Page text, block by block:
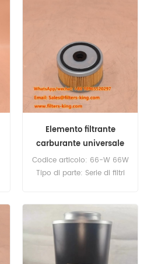
Elemento filtrante
carburante universale
66-W 66W
Codice articolo: 66-W 66W
Tipo di parte: Serie di filtri
minima d'ordine: 60 pezzi
Compatibilità: unità filtro
carburante/separatore
acqua serie DAHL 65 e 75.